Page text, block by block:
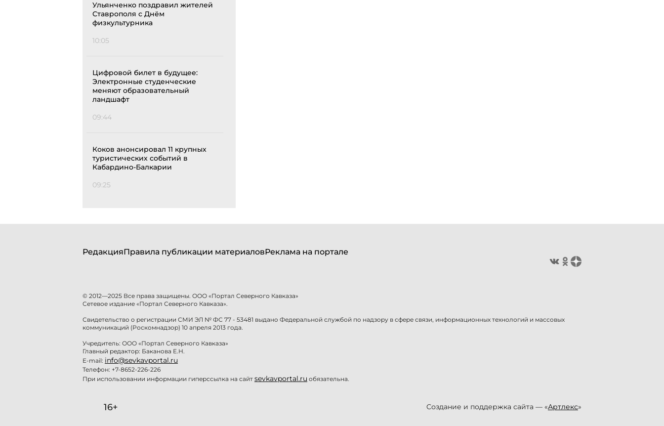
Ульянченко поздравил жителей
Ставрополя с Днём
физкультурника
10:05
Цифровой билет в будущее:
Электронные студенческие
меняют образовательный
ландшафт
09:44
Коков анонсировал 11 крупных
туристических событий в
Кабардино-Балкарии
09:25
РедакцияПравила публикации материаловРеклама на портале
© 2012—2025 Все права защищены. ООО «Портал Северного Кавказа»
Сетевое издание «Портал Северного Кавказа».
Свидетельство о регистрации СМИ ЭЛ № ФС 77 - 53481 выдано Федеральной службой по надзору в сфере связи, информационных технологий и массовых
коммуникаций (Роскомнадзор) 10 апреля 2013 года.
Учредитель: ООО «Портал Северного Кавказа»
Главный редактор: Баканова Е.Н.
E-mail: info@sevkavportal.ru
Телефон: +7-8652-226-226
При использовании информации гиперссылка на сайт sevkavportal.ru обязательна.
16+ Создание и поддержка сайта — «Артлекс»